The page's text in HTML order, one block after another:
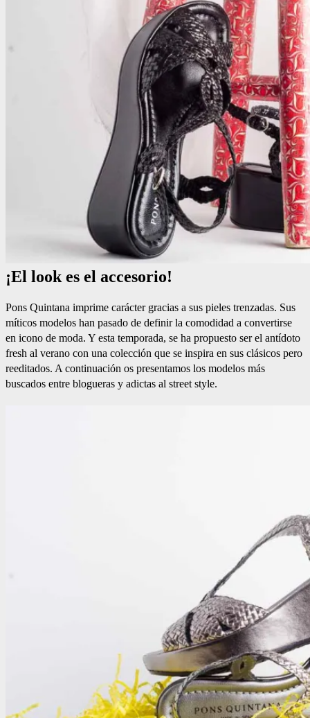
¡El look es el accesorio!
Pons Quintana imprime carácter gracias a sus pieles trenzadas. Sus
míticos modelos han pasado de definir la comodidad a convertirse
en icono de moda. Y esta temporada, se ha propuesto ser el antídoto
fresh al verano con una colección que se inspira en sus clásicos pero
reeditados. A continuación os presentamos los modelos más
buscados entre blogueras y adictas al street style.